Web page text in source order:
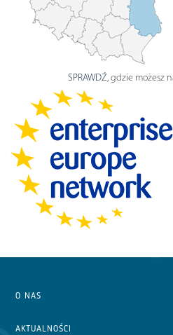
SPRAWDŹ, gdzie możesz
O NAS
AKTUALNOŚCI